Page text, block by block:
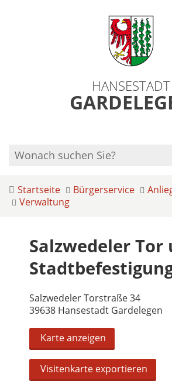
HANSESTADT
Startseite Bürgerservice
Verwaltung
Salzwedeler Tor
Salzwedeler Torstraße 34
39638 Hansestadt Gardelegen
Karte anzeigen
Visitenkarte exportieren